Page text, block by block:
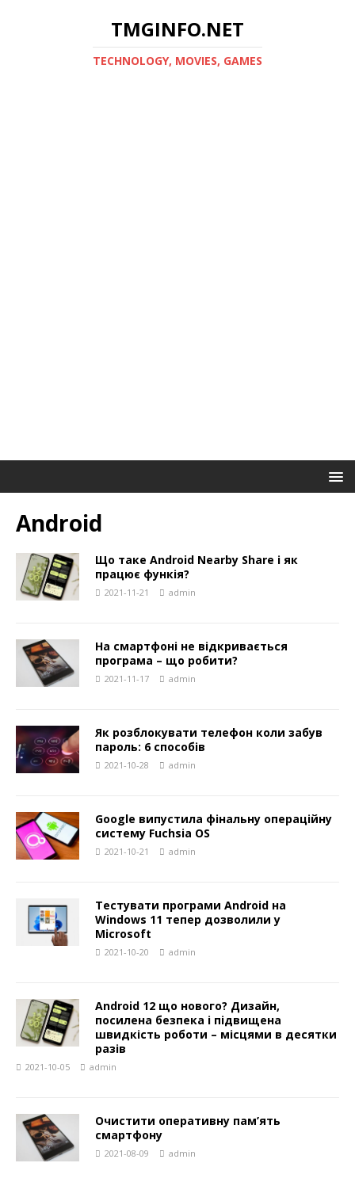
TMGINFO.NET
ТECHNOLOGY, MOVIES, GAMES
Android
Що таке Android Nearby Share і як
працює функія?
2021-11-21 admin
На смартфоні не відкривається
програма – що робити?
2021-11-17 admin
Як розблокувати телефон коли забув
пароль: 6 способів
2021-10-28 admin
Google випустила фінальну операційну
систему Fuchsia OS
2021-10-21 admin
Тестувати програми Android на
Windows 11 тепер дозволили у
Microsoft
2021-10-20 admin
Android 12 що нового? Дизайн,
посилена безпека і підвищена
швидкість роботи – місцями в десятки
разів
2021-10-05 admin
Очистити оперативну пам’ять
смартфону
2021-08-09 admin